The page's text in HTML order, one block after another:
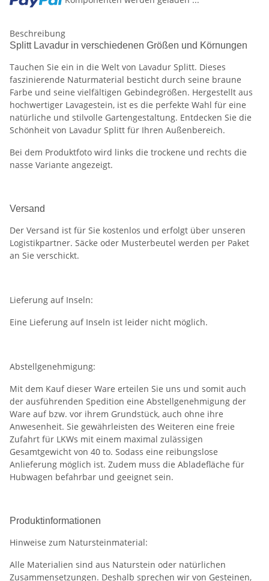
Beschreibung
Splitt Lavadur in verschiedenen Größen und Körnungen
Tauchen Sie ein in die Welt von Lavadur Splitt. Dieses
faszinierende Naturmaterial besticht durch seine braune
Farbe und seine vielfältigen Gebindegrößen. Hergestellt aus
hochwertiger Lavagestein, ist es die perfekte Wahl für eine
natürliche und stilvolle Gartengestaltung. Entdecken Sie die
Schönheit von Lavadur Splitt für Ihren Außenbereich.
Bei dem Produktfoto wird links die trockene und rechts die
nasse Variante angezeigt.
Versand
Der Versand ist für Sie kostenlos und erfolgt über unseren
Logistikpartner. Säcke oder Musterbeutel werden per Paket
an Sie verschickt.
Lieferung auf Inseln:
Eine Lieferung auf Inseln ist leider nicht möglich.
Abstellgenehmigung:
Mit dem Kauf dieser Ware erteilen Sie uns und somit auch
der ausführenden Spedition eine Abstellgenehmigung der
Ware auf bzw. vor ihrem Grundstück, auch ohne ihre
Anwesenheit. Sie gewährleisten des Weiteren eine freie
Zufahrt für LKWs mit einem maximal zulässigen
Gesamtgewicht von 40 to. Sodass eine reibungslose
Anlieferung möglich ist. Zudem muss die Abladefläche für
Hubwagen befahrbar und geeignet sein.
Produktinformationen
Hinweise zum Natursteinmaterial:
Alle Materialien sind aus Naturstein oder natürlichen
Zusammensetzungen. Deshalb sprechen wir von Gesteinen,